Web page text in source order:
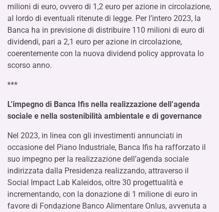
milioni di euro, ovvero di 1,2 euro per azione in circolazione,
al lordo di eventuali ritenute di legge. Per l’intero 2023, la
Banca ha in previsione di distribuire 110 milioni di euro di
dividendi, pari a 2,1 euro per azione in circolazione,
coerentemente con la nuova dividend policy approvata lo
scorso anno.
***
L’impegno di Banca Ifis nella realizzazione dell’agenda
sociale e nella sostenibilità ambientale e di governance
Nel 2023, in linea con gli investimenti annunciati in
occasione del Piano Industriale, Banca Ifis ha rafforzato il
suo impegno per la realizzazione dell’agenda sociale
indirizzata dalla Presidenza realizzando, attraverso il
Social Impact Lab Kaleidos, oltre 30 progettualità e
incrementando, con la donazione di 1 milione di euro in
favore di Fondazione Banco Alimentare Onlus, avvenuta a